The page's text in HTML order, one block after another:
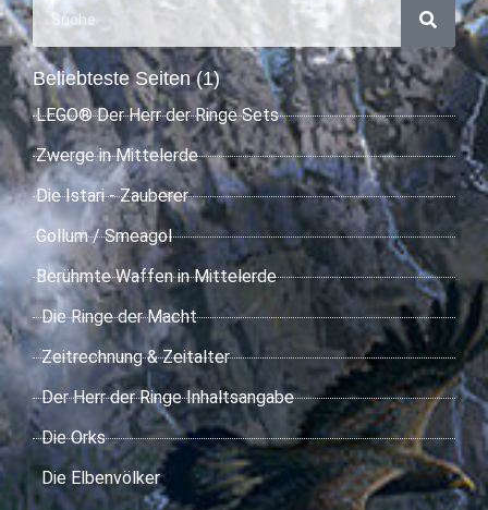
Beliebteste Seiten (1)
LEGO® Der Herr der Ringe Sets
Zwerge in Mittelerde
Die Istari - Zauberer
Gollum / Smeagol
Berühmte Waffen in Mittelerde
Die Ringe der Macht
Zeitrechnung & Zeitalter
Der Herr der Ringe Inhaltsangabe
Die Orks
Die Elbenvölker